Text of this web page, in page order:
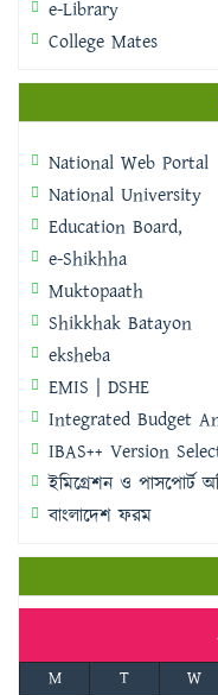
e-Library
College Mates
National Web Portal
National University
Education Board,
e-Shikhha
Muktopaath
Shikkhak Batayon
eksheba
EMIS | DSHE
Integrated Budget
IBAS++ Version
ইমিগ্রেশন ও পাসপোর্ট
বাংলাদেশ ফরম
M
T W